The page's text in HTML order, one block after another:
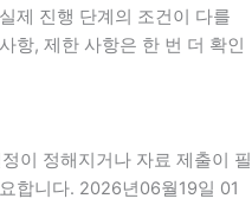
제 진행 단계의 조건이 다를
항, 제한 사항은 한 번 더 확인
이 정해지거나 자료 제출이 필
합니다. 2026년06월19일 01